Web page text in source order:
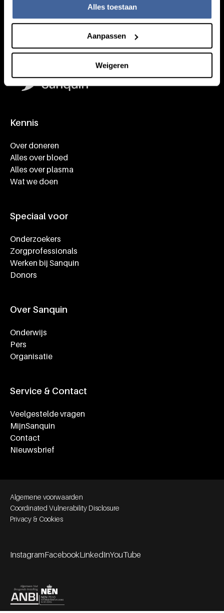
Alles toestaan
Aanpassen
Weigeren
Kennis
Over doneren
Alles over bloed
Alles over plasma
Wat we doen
Speciaal voor
Onderzoekers
Zorgprofessionals
Werken bij Sanquin
Donors
Over Sanquin
Onderwijs
Pers
Organisatie
Service & Contact
Veelgestelde vragen
MijnSanquin
Contact
Nieuwsbrief
Footer bottom navigation
Algemene voorwaarden
Coordinated Vulnerability Disclosure
Privacy & Cookies
InstagramFacebookLinkedInYouTube
Partners